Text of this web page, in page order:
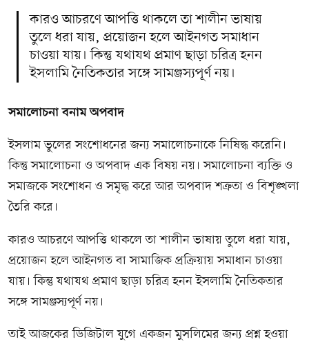
কারও আচরণে আপত্তি থাকলে তা শালীন ভাষায়
তুলে ধরা যায়, প্রয়োজন হলে আইনগত সমাধান
চাওয়া যায়। কিন্তু যথাযথ প্রমাণ ছাড়া চরিত্র হনন
ইসলামি নৈতিকতার সঙ্গে সামঞ্জস্যপূর্ণ নয়।
সমালোচনা বনাম অপবাদ
ইসলাম ভুলের সংশোধনের জন্য সমালোচনাকে নিষিদ্ধ করেনি।
কিন্তু সমালোচনা ও অপবাদ এক বিষয় নয়। সমালোচনা ব্যক্তি ও
সমাজকে সংশোধন ও সমৃদ্ধ করে আর অপবাদ শত্রুতা ও বিশৃঙ্খলা
তৈরি করে।
কারও আচরণে আপত্তি থাকলে তা শালীন ভাষায় তুলে ধরা যায়,
প্রয়োজন হলে আইনগত বা সামাজিক প্রক্রিয়ায় সমাধান চাওয়া
যায়। কিন্তু যথাযথ প্রমাণ ছাড়া চরিত্র হনন ইসলামি নৈতিকতার
সঙ্গে সামঞ্জস্যপূর্ণ নয়।
তাই আজকের ডিজিটাল যুগে একজন মুসলিমের জন্য প্রশ্ন হওয়া